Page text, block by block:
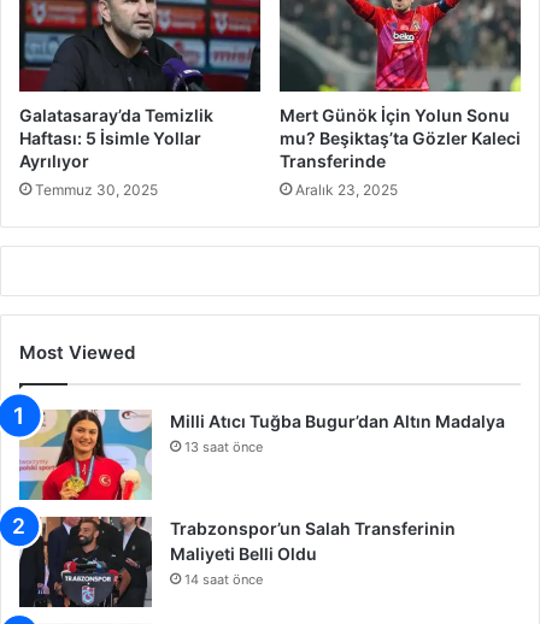
Galatasaray’da Temizlik
Haftası: 5 İsimle Yollar
Ayrılıyor
Temmuz 30, 2025
Mert Günök İçin Yolun Sonu
mu? Beşiktaş’ta Gözler Kaleci
Transferinde
Aralık 23, 2025
Most Viewed
Milli Atıcı Tuğba Bugur’dan Altın Madalya
13 saat önce
Trabzonspor’un Salah Transferinin
Maliyeti Belli Oldu
14 saat önce